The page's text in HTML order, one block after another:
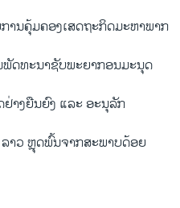
ານຄຸ້ມຄອງເສດຖະກິດມະຫາພາກ
ດທະນາຊັບພະຍາກອນມະນຸດ
າງຍືນຍົງ ແລະ ອະນຸລັກ
າວ ຫຼຸດພົ້ນຈາກສະພາບດ້ອຍ